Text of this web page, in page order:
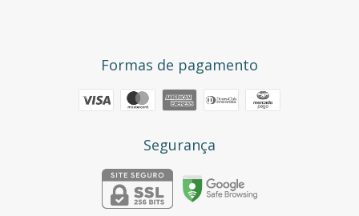
Formas de pagamento
Segurança